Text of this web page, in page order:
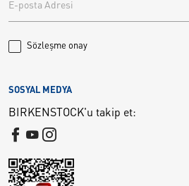
Sözleşme onay
SOSYAL MEDYA
BIRKENSTOCK'u takip et: